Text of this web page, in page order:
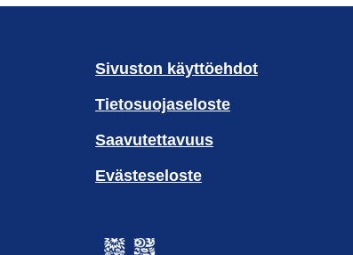
Sivuston käyttöehdot
Tietosuojaseloste
Saavutettavuus
Evästeseloste